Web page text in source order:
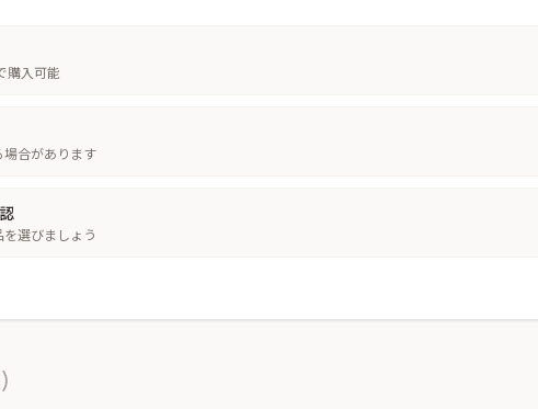
購入可能
場合があります
選びましょう